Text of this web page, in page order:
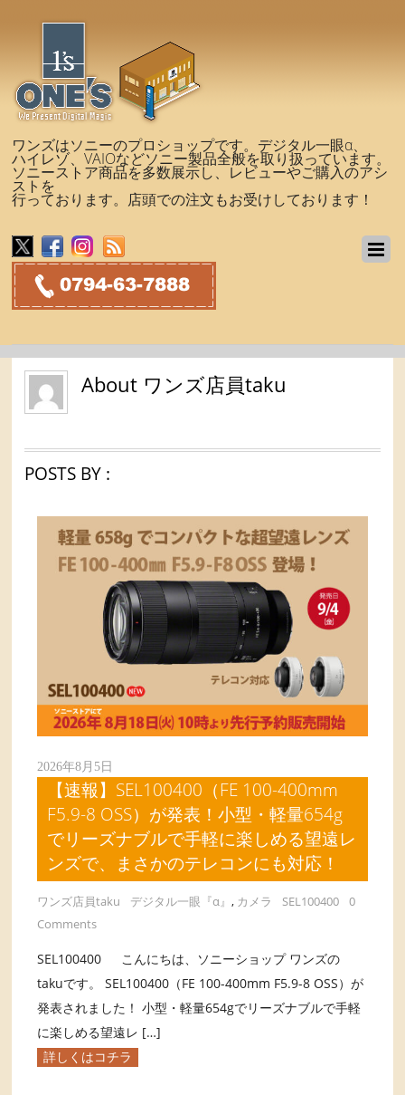
ワンズはソニーのプロショップです。デジタル一眼α、
ハイレゾ、VAIOなどソニー製品全般を取り扱っています。
ソニーストア商品を多数展示し、レビューやご購入のアシ
ストを
行っております。店頭での注文もお受けしております！
About ワンズ店員taku
POSTS BY :
2026年8月5日
【速報】SEL100400（FE 100-400mm
F5.9-8 OSS）が発表！小型・軽量654g
でリーズナブルで手軽に楽しめる望遠レ
ンズで、まさかのテレコンにも対応！
ワンズ店員taku デジタル一眼『α』, カメラ SEL100400
0
Comments
SEL100400 こんにちは、ソニーショップ ワンズの
takuです。 SEL100400（FE 100-400mm F5.9-8 OSS）が
発表されました！ 小型・軽量654gでリーズナブルで手軽
に楽しめる望遠レ […]
詳しくはコチラ